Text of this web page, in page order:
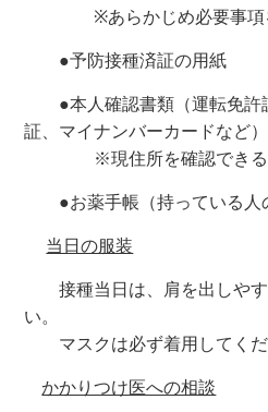
※あらかじめ必要事項を
●予防接種済証の用紙
●本人確認書類（運転免許
証、マイナンバーカードなど）
※現住所を確認できる
●お薬手帳（持っている人
当日の服装
接種当日は、肩を出しやす
い。
マスクは必ず着用してくだ
かかりつけ医への相談